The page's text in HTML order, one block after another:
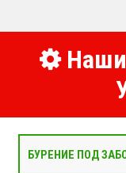
Наши
БУРЕНИЕ ПОД